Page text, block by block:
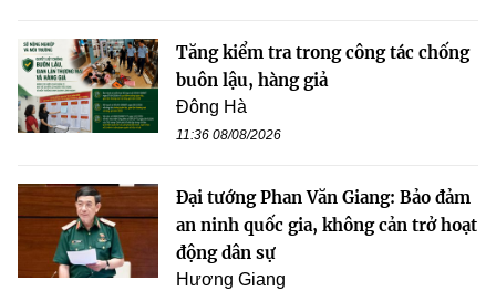
Tăng kiểm tra trong công tác chống
buôn lậu, hàng giả
Đông Hà
11:36 08/08/2026
Đại tướng Phan Văn Giang: Bảo đảm
an ninh quốc gia, không cản trở hoạt
động dân sự
Hương Giang